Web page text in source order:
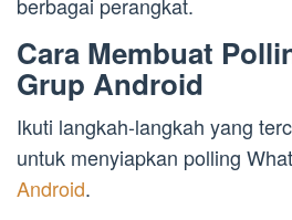
Cara Membuat
Grup Android
Ikuti langkah-langkah yang
untuk menyiapkan polling
Android.